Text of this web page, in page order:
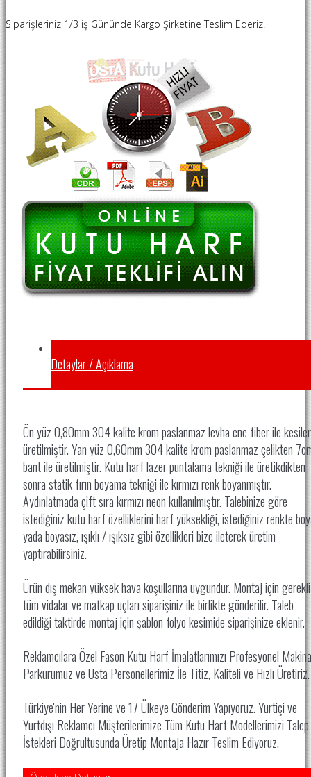
Siparişleriniz 1/3 iş Gününde Kargo Şirketine Teslim Ederiz.
Detaylar / Açıklama
Ön yüz 0,80mm 304 kalite krom paslanmaz levha cnc fiber ile
üretilmiştir. Yan yüz 0,60mm 304 kalite krom paslanmaz çelikten
bant ile üretilmiştir. Kutu harf lazer puntalama tekniği ile üretikdikten
sonra statik fırın boyama tekniği ile kırmızı renk boyanmıştır.
Aydınlatmada çift sıra kırmızı neon kullanılmıştır. Talebinize göre
istediğiniz kutu harf özelliklerini harf yüksekliği, istediğiniz renkte
yada boyasız, ışıklı / ışıksız gibi özellikleri bize ileterek üretim
yaptırabilirsiniz.
Ürün dış mekan yüksek hava koşullarına uygundur. Montaj için gerekli
tüm vidalar ve matkap uçları siparişiniz ile birlikte gönderilir. Taleb
edildiği taktirde montaj için şablon folyo kesimide siparişinize eklenir.
Reklamcılara Özel Fason Kutu Harf İmalatlarımızı Profesyonel Makina
Parkurumuz ve Usta Personellerimiz İle Titiz, Kaliteli ve Hızlı
Türkiye'nin Her Yerine ve 17 Ülkeye Gönderim Yapıyoruz. Yurtiçi ve
Yurtdışı Reklamcı Müşterilerimize Tüm Kutu Harf Modellerimizi
İstekleri Doğrultusunda Üretip Montaja Hazır Teslim Ediyoruz.